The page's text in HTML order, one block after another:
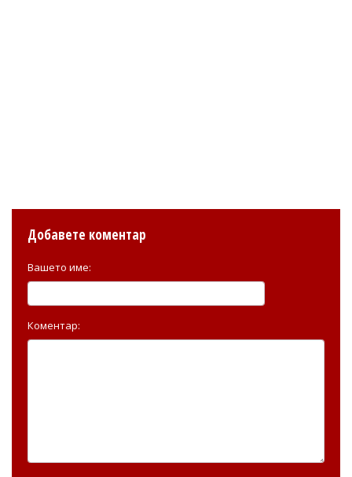
Добавете коментар
Вашето име:
Коментар: